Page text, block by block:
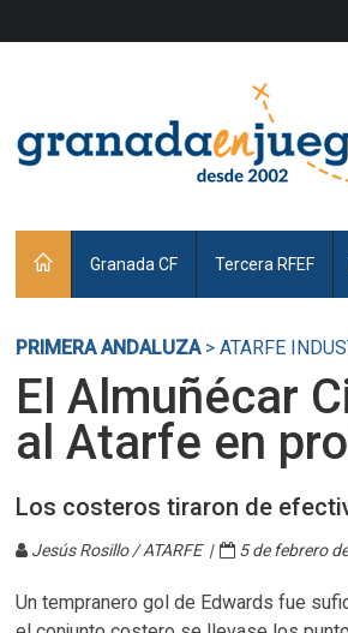
Granada CF Tercera RFEF
PRIMERA ANDALUZA> ATARFE
El Almuñécar
al Atarfe en
Los costeros tiraron de
Jesús Rosillo / ATARFE | 5 de febrero
Un tempranero gol de Edwards fue